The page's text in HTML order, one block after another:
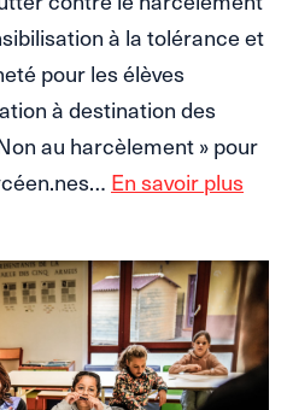
à la tolérance et
pour les élèves
à destination des
au harcèlement » pour
En savoir plus